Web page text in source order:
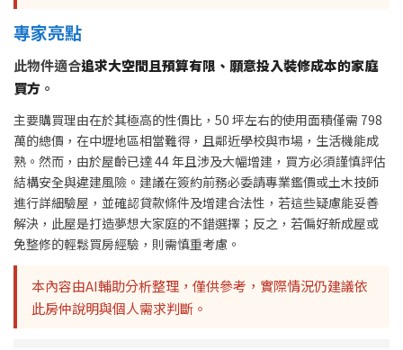
專家亮點
此物件適合追求大空間且預算有限、願意投入裝修成本的家庭
買方 。
主要購買理由在於其極高的性價比，50 坪左右的使用面積僅需 798
萬的總價，在中壢地區相當難得，且鄰近學校與市場，生活機能成
熟。然而，由於屋齡已達 44 年且涉及大幅增建，買方必須謹慎評估
結構安全與違建風險。建議在簽約前務必委請專業鑑價或土木技師
進行詳細驗屋，並確認貸款條件及增建合法性，若這些疑慮能妥善
解決，此屋是打造夢想大家庭的不錯選擇；反之，若偏好新成屋或
免整修的輕鬆買房經驗，則需慎重考慮。
本內容由AI輔助分析整理，僅供參考，實際情況仍建議依
此房仲說明與個人需求判斷。